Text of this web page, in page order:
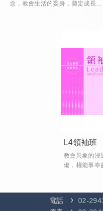
念，教會生活的委身，奠定成長的
L4領袖班
教會異象的浸
備，權能事奉
電話
02-